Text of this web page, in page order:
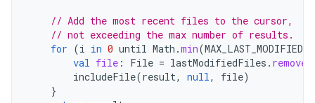
// Add the most recent files to the cursor,
// not exceeding the max number of results.
for (i in 0 until Math .min(MAX_LAST_MODIFIED
val file : File = lastModifiedFiles . remove
includeFile(result, null, file)
}